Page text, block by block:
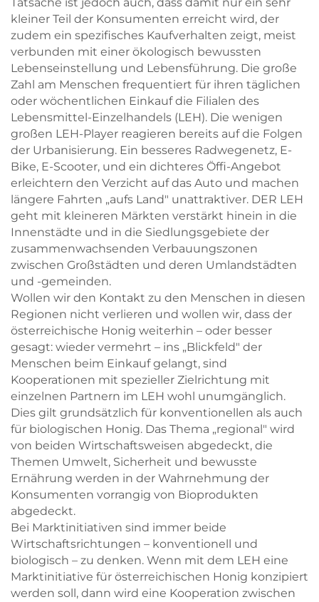
kleiner Teil der Konsumenten erreicht wird, der
zudem ein spezifisches Kaufverhalten zeigt, meist
verbunden mit einer ökologisch bewussten
Lebenseinstellung und Lebensführung. Die große
Zahl am Menschen frequentiert für ihren täglichen
oder wöchentlichen Einkauf die Filialen des
Lebensmittel-Einzelhandels (LEH). Die wenigen
großen LEH-Player reagieren bereits auf die Folgen
der Urbanisierung. Ein besseres Radwegenetz, E-
Bike, E-Scooter, und ein dichteres Öffi-Angebot
erleichtern den Verzicht auf das Auto und machen
längere Fahrten „aufs Land" unattraktiver. DER LEH
geht mit kleineren Märkten verstärkt hinein in die
Innenstädte und in die Siedlungsgebiete der
zusammenwachsenden Verbauungszonen
zwischen Großstädten und deren Umlandstädten
und -gemeinden.
Wollen wir den Kontakt zu den Menschen in diesen
Regionen nicht verlieren und wollen wir, dass der
österreichische Honig weiterhin – oder besser
gesagt: wieder vermehrt – ins „Blickfeld" der
Menschen beim Einkauf gelangt, sind
Kooperationen mit spezieller Zielrichtung mit
einzelnen Partnern im LEH wohl unumgänglich.
Dies gilt grundsätzlich für konventionellen als auch
für biologischen Honig. Das Thema „regional" wird
von beiden Wirtschaftsweisen abgedeckt, die
Themen Umwelt, Sicherheit und bewusste
Ernährung werden in der Wahrnehmung der
Konsumenten vorrangig von Bioprodukten
abgedeckt.
Bei Marktinitiativen sind immer beide
Wirtschaftsrichtungen – konventionell und
biologisch – zu denken. Wenn mit dem LEH eine
Marktinitiative für österreichischen Honig konzipiert
werden soll, dann wird eine Kooperation zwischen